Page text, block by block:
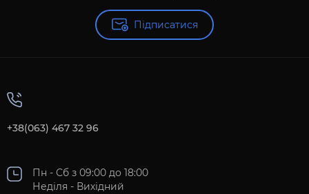
Підписатися
+38(063) 467 32 96
Пн - Сб з 09:00 до 18:00
Неділя - Вихідний